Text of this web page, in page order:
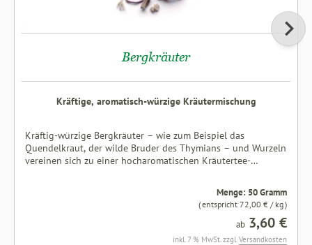
Bergkräuter
Kräftige, aromatisch-würzige Kräutermischung
Kräftig-würzige Bergkräuter – wie zum Beispiel das
Quendelkraut, der wilde Bruder des Thymians – und Wurzeln
vereinen sich zu einer hocharomatischen Kräutertee-
Spitzwegerich, Rosmarin, Anis, Salbei, Sonnenblumenblüten,
Holunderblüten, Malvenblüten, Saflorblüten,
Menge: 50 Gramm
( entspricht 72,00 € / kg )
ab 3,60 €
inkl. 7 % MwSt. zzgl. Versandkosten